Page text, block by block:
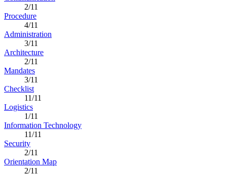
2/11
Procedure
4/11
Administration
3/11
Architecture
2/11
Mandates
3/11
Checklist
11/11
Logistics
1/11
Information Technology
11/11
Security
2/11
Orientation Map
2/11